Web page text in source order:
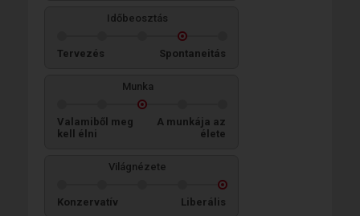
Időbeosztás
Tervezés Spontaneitás
Munka
Valamiből meg
kell élni
A munkája az
élete
Világnézete
Konzervatív Liberális